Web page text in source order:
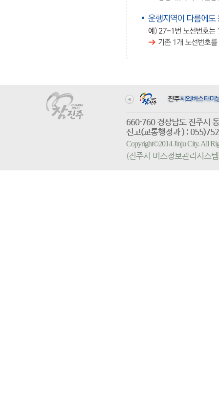
660-760 경상남도 진
신고(교통행정과 ) :
Copyright©2014 Jinju City. All
(진주시 버스정보관리시스